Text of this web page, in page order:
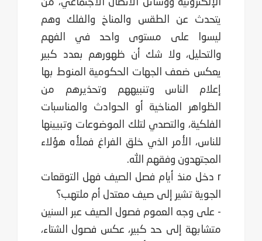
الإلكترونية ووسائل الاتصال الاجتماعي، من
يتحدث عن الطقس والمناخ والفلك وهم
ليسوا على مستوى واحد في الفهم
والتحليل، ولا شك أن ظهورهم بعدد كبير
يعكس ضعف الجهات الحكومية المنوط بها
إعلام الناس وتنبيههم وتحذيرهم من
الظواهر المناخية أو الحوادث والمناسبات
الفلكية، والتصدي لتلك الموضوعات وتبيينها
للناس، الأمر الذي خلق الفراغ فملأه هؤلاء
المجتهدون وفقهم الله.
r دخل منذ أيام فصل الصيف فهل التوقعات
الجوية تشير إلى صيف معتدل أم ملتهب؟
- على وجه العموم فصول الصيف عبر السنين
متشابهة إلى حد كبير، عكس فصول الشتاء،